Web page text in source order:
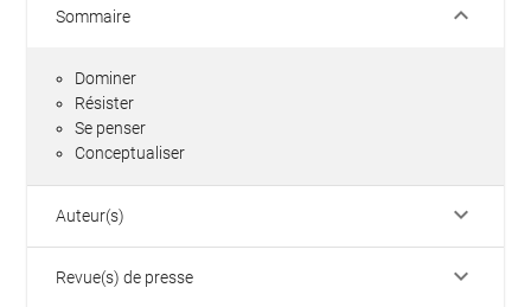
Sommaire keyboard_arrow_down
Dominer
Résister
Se penser
Conceptualiser
Auteur(s) keyboard_arrow_down
Revue(s) de presse keyboard_arrow_down